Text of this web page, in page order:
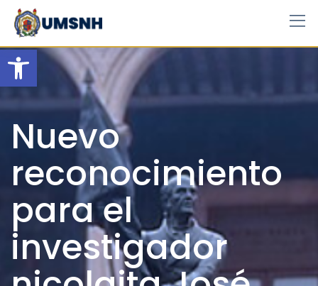
Open toolbar
Skip
content
Nuevo
reconocimiento
para el
investigador